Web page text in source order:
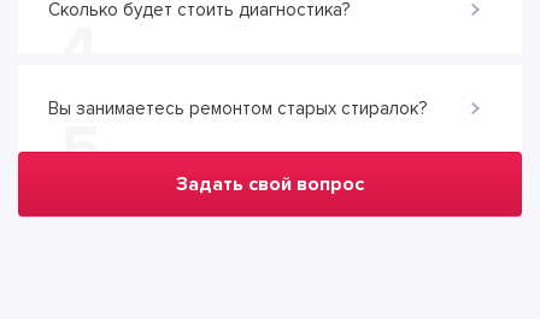
Сколько будет стоить диагностика?
Вы занимаетесь ремонтом старых стиралок?
5 Задать свой вопрос